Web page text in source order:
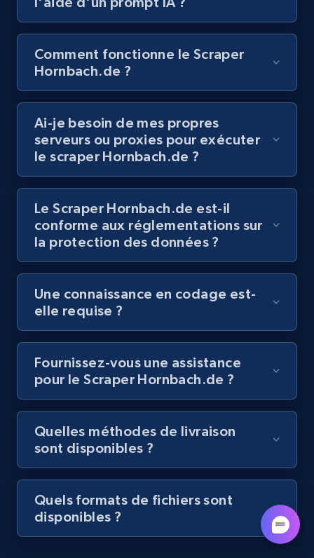
714+
Youtube - Videos posts - Discovery records
URL, Title, Youtuber, Youtuber md5, Video url,
Video length, Likes, Views, and more.
Youtube - Videos posts - Discovery videos
Video length, Likes, Views, and more.
8.1K+ 714+ Essai gratuit
Amazon Reviews
URL, Product name, Product rating, Product
rating object, Product rating max, Rating,
Author name, Asin, and more.
7.4K+ 870+ Essai gratuit
Comment fonctionne le Scraper
Hornbach.de ?
Ai-je besoin de mes propres
serveurs ou proxies pour exécuter
le scraper Hornbach.de ?
Le Scraper Hornbach.de est-il
conforme aux réglementations sur
la protection des données ?
Une connaissance en codage est-
elle requise ?
Fournissez-vous une assistance
pour le Scraper Hornbach.de ?
Quelles méthodes de livraison
sont disponibles ?
Quels formats de fichiers sont
disponibles ?